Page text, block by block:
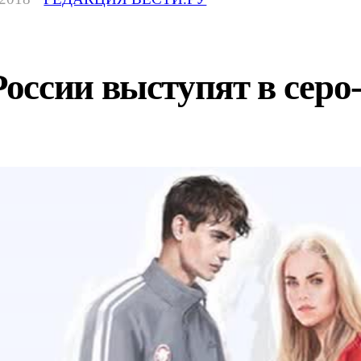
выступят в